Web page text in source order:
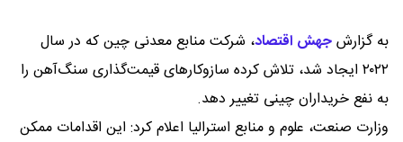
به گزارشجهش اقتصاد، شرکت منابع معدنی چین که در سال
۲۰۲۲ ایجاد شد، تلاش کرده سازوکارهای قیمت‌گذاری سنگ‌آهن را
به نفع خریداران چینی تغییر دهد.
وزارت صنعت، علوم و منابع استرالیا اعلام کرد: این اقدامات ممکن